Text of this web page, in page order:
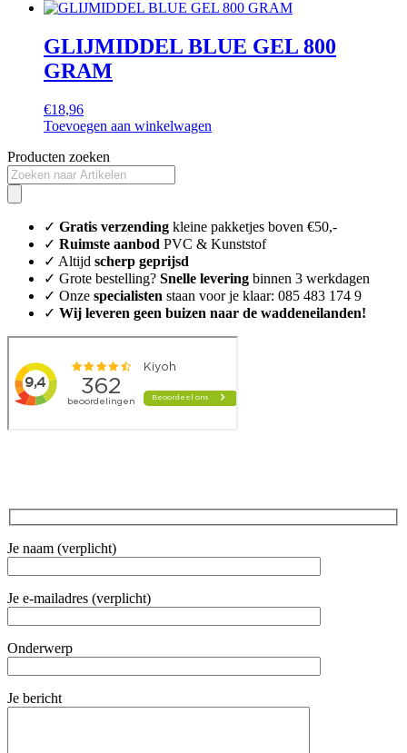
GLIJMIDDEL BLUE GEL 800
GRAM
€18,96
Toevoegen aan winkelwagen
Producten zoeken
✓ Gratis verzending kleine pakketjes boven €50,-
✓ Ruimste aanbod PVC & Kunststof
✓ Altijd scherp geprijsd
✓ Grote bestelling? Snelle levering binnen 3 werkdagen
✓ Onze specialisten staan voor je klaar: 085 483 174 9
✓ Wij leveren geen buizen naar de waddeneilanden!
Je naam (verplicht)
Je e-mailadres (verplicht)
Onderwerp
Je bericht